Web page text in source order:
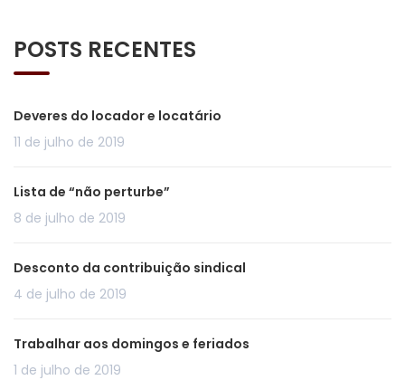
POSTS RECENTES
Deveres do locador e locatário
11 de julho de 2019
Lista de “não perturbe”
8 de julho de 2019
Desconto da contribuição sindical
4 de julho de 2019
Trabalhar aos domingos e feriados
1 de julho de 2019